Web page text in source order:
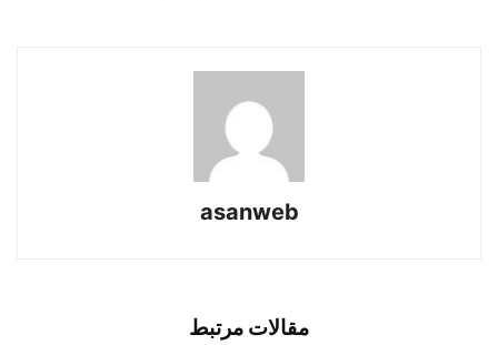
asanweb
مقالات مرتبط